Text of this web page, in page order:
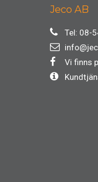
Jeco AB
Tel: 08-
Vi finns